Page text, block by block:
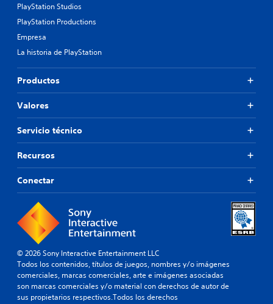
PlayStation Studios
PlayStation Productions
Empresa
La historia de PlayStation
Productos
Valores
Servicio técnico
Recursos
Conectar
© 2026 Sony Interactive Entertainment LLC
Todos los contenidos, títulos de juegos, nombres y/o imágenes
comerciales, marcas comerciales, arte e imágenes asociadas
son marcas comerciales y/o material con derechos de autor de
sus propietarios respectivos.Todos los derechos